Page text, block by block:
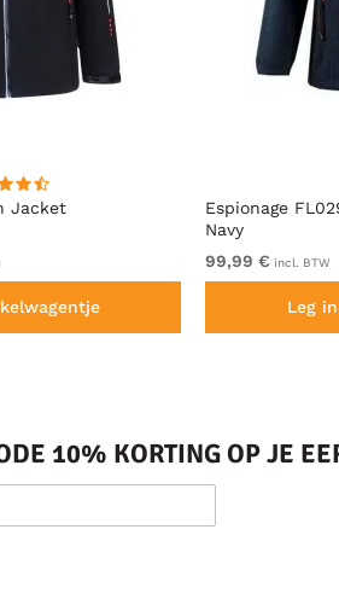
Jacket
Espionage
Navy
99,99 € incl. BTW
Leg
10% KORTING OP JE